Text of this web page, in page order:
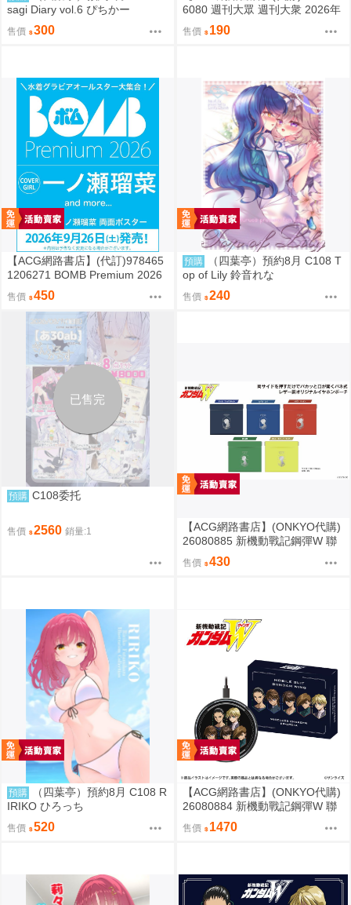
sagi Diary vol.6 ぴちかー
售價 300
6080 週刊大眾 週刊大衆 2026年
8月31日號 附:海報
售價 190
【ACG網路書店】(代訂)978465
1206271 BOMB Premium 2026
封面:一ノ瀬瑠菜 附:雙面海報
售價 450
預購
（四葉亭）預約8月 C108 T
op of Lily 鈴音れな
售價 240
已售完
預購 C108委托
售價 2560 銷量:1
【ACG網路書店】(ONKYO代購)
26080885 新機動戰記鋼彈W 聯
名耳機 收納包
售價 430
預購
（四葉亭）預約8月 C108 R
IRIKO ひろっち
售價 520
【ACG網路書店】(ONKYO代購)
26080884 新機動戰記鋼彈W 聯
名耳機 專屬充電器
售價 1470